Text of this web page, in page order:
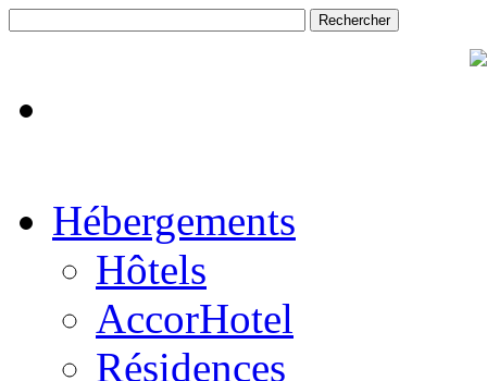
Hébergements
Hôtels
AccorHotel
Résidences